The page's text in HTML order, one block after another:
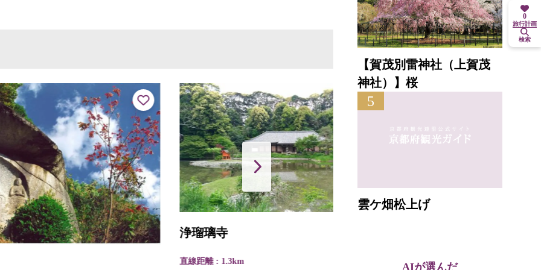
浄瑠璃寺
【賀茂別雷神社（上賀茂
神社）】桜
5
雲ケ畑松上げ
AIが選んだ
0
旅行計画
検索